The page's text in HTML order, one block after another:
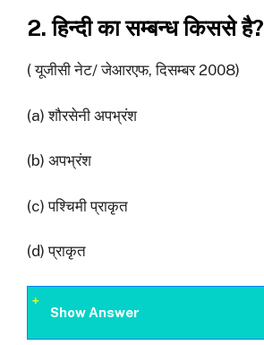
2. हिन्दी का सम्बन्ध किससे है?
( यूजीसी नेट/ जेआरएफ, दिसम्बर 2008)
(a) शौरसेनी अपभ्रंश
(b) अपभ्रंश
(c) पश्चिमी प्राकृत
(d) प्राकृत
Show Answer